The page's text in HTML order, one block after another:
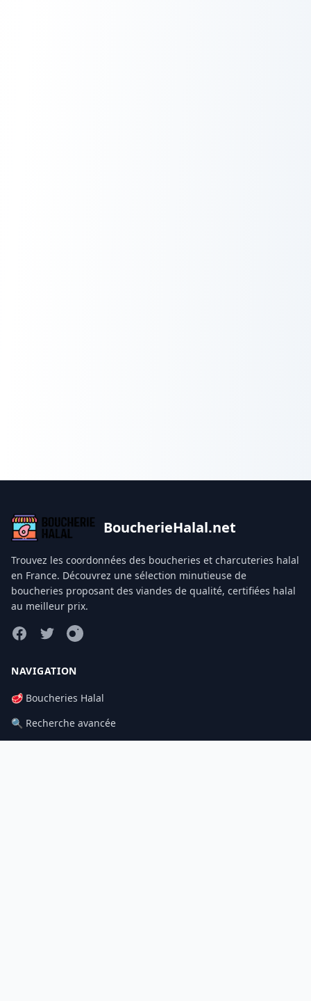
BoucherieHalal.net
Trouvez les coordonnées des boucheries et charcuteries halal
en France. Découvrez une sélection minutieuse de
boucheries proposant des viandes de qualité, certifiées halal
au meilleur prix.
FacebookTwitterInstagram
NAVIGATION
🥩 Boucheries Halal
🔍 Recherche avancée